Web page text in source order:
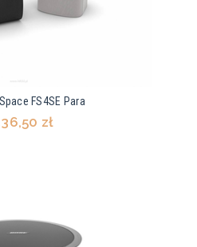
FS4SE Para
zł